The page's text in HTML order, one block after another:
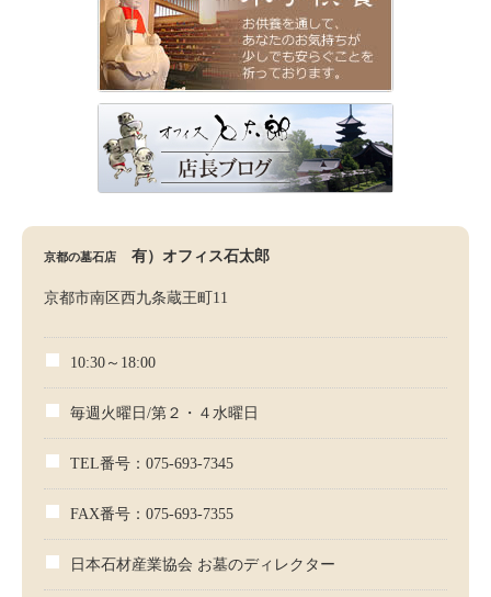
京都の墓石店 有）オフィス石太郎
京都市南区西九条蔵王町11
10:30～18:00
毎週火曜日/第２・４水曜日
TEL番号：075-693-7345
FAX番号：075-693-7355
日本石材産業協会 お墓のディレクター